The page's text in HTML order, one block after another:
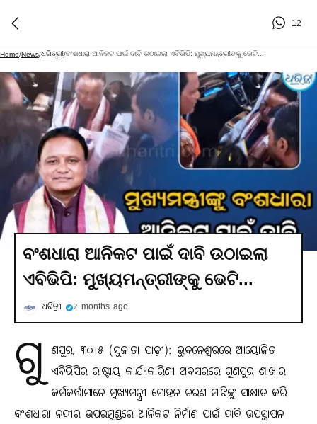
12
Home/News/ଧରିତ୍ରୀ/ବଂଶଧାରା ଆନିକଟ ପାଇଁ ଦାବି ଉଠାଇଲା ଏବିଭିପି: ମୁଖ୍ୟମନ୍ତ୍ରୀଙ୍କୁ ଭେଟି...
ବଂଶଧାରା ଆନିକଟ ପାଇଁ ଦାବି ଉଠାଇଲା
ଏବିଭିପି: ମୁଖ୍ୟମନ୍ତ୍ରୀଙ୍କୁ ଭେଟି...
ଧରିତ୍ରୀ 2 months ago
ଗୁ ଣପୁର, ୩୦।୫ (ସୁଜାତା ପାଢ଼ୀ): ଭୁବନେଶ୍ୱରରେ ଆୟୋଜିତ
ଏବିଭିପିର ରାଷ୍ଟ୍ରୀୟ କାର୍ଯ୍ୟକାରିଣୀ ଅବସରରେ ଗୁଣପୁର ଶାଖାର
କର୍ମକର୍ତ୍ତାମାନେ ମୁଖ୍ୟମନ୍ତ୍ରୀ ମୋହନ ଚରଣ ମାଝିଙ୍କୁ ସାକ୍ଷାତ କରି
ବଂଶଧାରା ନଦୀର ଉପରମୁଣ୍ଡରେ ଆନିକଟ ନିର୍ମାଣ ପାଇଁ ଦାବି ଉପସ୍ଥାପନ